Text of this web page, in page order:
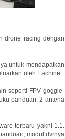
drone racing dengan
untuk mendapatkan
oleh Eachine.
seperti FPV goggle-
panduan, 2 antena
terbaru yakni 1.1.
modul dvrnya